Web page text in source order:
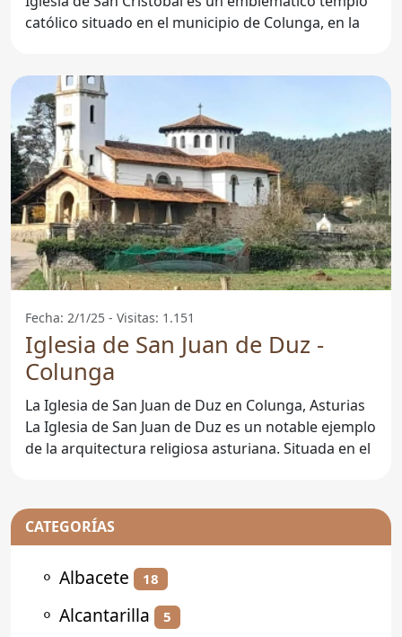
católico situado en el municipio de Colunga, en la
Fecha: 2/1/25 - Visitas: 1.151
Iglesia de San Juan de Duz -
Colunga
La Iglesia de San Juan de Duz en Colunga, Asturias
La Iglesia de San Juan de Duz es un notable ejemplo
de la arquitectura religiosa asturiana. Situada en el
CATEGORÍAS
⚬ Albacete 18
⚬ Alcantarilla 5